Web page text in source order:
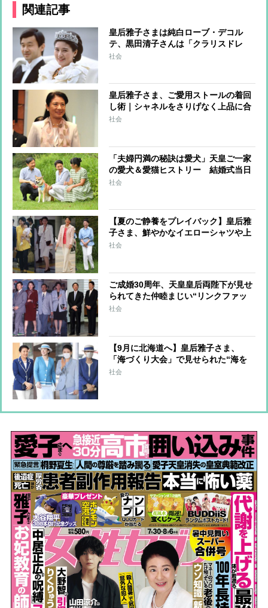
関連記事
皇后雅子さまは純白ローブ・デコル
テ、黒田清子さんは「クラリスドレ
ス」と話題に 女性皇族の華麗な
社会
皇后雅子さま、ご愛用ストールの着回
し術｜シャネルをさりげなく上品に合
わせるコーデ
社会
「夫婦円満の秘訣は愛犬」天皇ご一家
の愛犬＆愛猫ヒストリー 結婚式当日
に雅子さまを見送った「ショコラ」も
社会
【夏のご静養をプレイバック】皇后雅
子さま、鮮やかなイエローシャツや上
品ハーフパンツなどリラクシーな着こ
社会
ご成婚30周年、天皇皇后両陛下が見せ
られてきた仲睦まじい“リンクファッ
ション”をプレイバック
社会
【9月に北海道へ】皇后雅子さま、
「海づくり大会」で見せられた“海を
イメージ”したファッションのお心遣
社会